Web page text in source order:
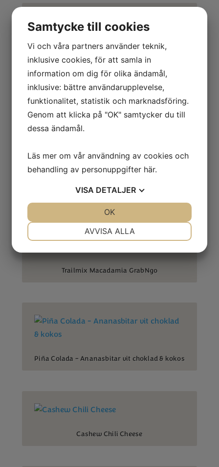
Trail Mix med choklad
Trail Mix med macadamia
Trailmix Choklad GrabNgo
Trailmix Macadamia GrabNgo
Piña Colada – Ananasbitar vit choklad & kokos
Cashew Chili Cheese
Samtycke till cookies
Vi och våra partners använder teknik,
inklusive cookies, för att samla in
information om dig för olika ändamål,
inklusive: bättre användarupplevelse,
funktionalitet, statistik och marknadsföring.
Genom att klicka på "OK" samtycker du till
dessa ändamål.
Läs mer om vår användning av cookies och
behandling av personuppgifter här.
VISA DETALJER
AVVISA ALLA
OK